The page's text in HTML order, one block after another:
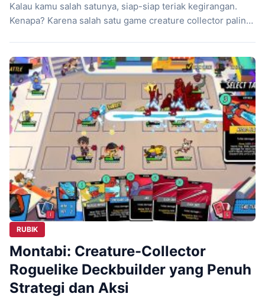
Kalau kamu salah satunya, siap-siap teriak kegirangan.
Kenapa? Karena salah satu game creature collector paling
studio keren bernama Mankibo Games, memang selalu
bikin penasaran. Game ini sukses mengawinkan genre
yang lagi hits: […]
RUBIK
Montabi: Creature-Collector
Roguelike Deckbuilder yang Penuh
Strategi dan Aksi